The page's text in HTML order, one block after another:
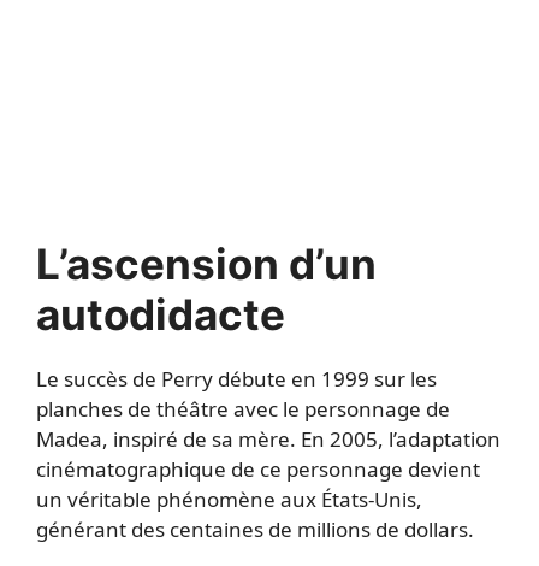
L’ascension d’un
autodidacte
Le succès de Perry débute en 1999 sur les
planches de théâtre avec le personnage de
Madea, inspiré de sa mère. En 2005, l’adaptation
cinématographique de ce personnage devient
un véritable phénomène aux États-Unis,
générant des centaines de millions de dollars.